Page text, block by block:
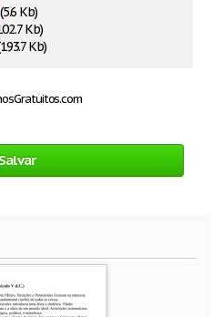
Kb)
Kb)
Kb)
Salvar